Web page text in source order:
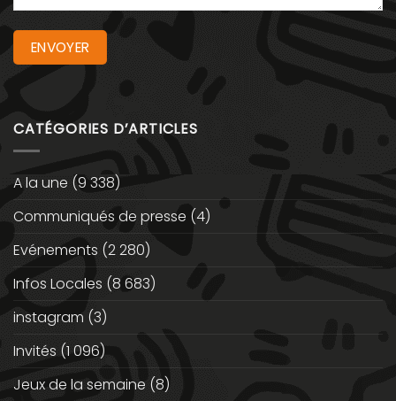
CATÉGORIES D’ARTICLES
A la une (9 338)
Communiqués de presse (4)
Evénements (2 280)
Infos Locales (8 683)
instagram (3)
Invités (1 096)
Jeux de la semaine (8)